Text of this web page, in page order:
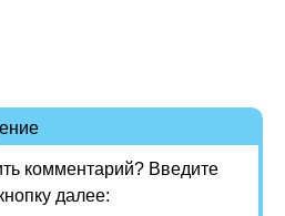
комментарий? Введите
далее: